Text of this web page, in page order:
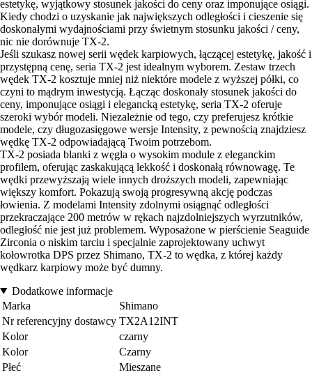
estetykę, wyjątkowy stosunek jakości do ceny oraz imponujące osiągi.
Kiedy chodzi o uzyskanie jak największych odległości i cieszenie się
doskonałymi wydajnościami przy świetnym stosunku jakości / ceny,
nic nie dorównuje TX-2.
Jeśli szukasz nowej serii wędek karpiowych, łączącej estetykę, jakość i
przystępną cenę, seria TX-2 jest idealnym wyborem. Zestaw trzech
wędek TX-2 kosztuje mniej niż niektóre modele z wyższej półki, co
czyni to mądrym inwestycją. Łącząc doskonały stosunek jakości do
ceny, imponujące osiągi i elegancką estetykę, seria TX-2 oferuje
szeroki wybór modeli. Niezależnie od tego, czy preferujesz krótkie
modele, czy długozasięgowe wersje Intensity, z pewnością znajdziesz
wędkę TX-2 odpowiadającą Twoim potrzebom.
TX-2 posiada blanki z węgla o wysokim module z eleganckim
profilem, oferując zaskakującą lekkość i doskonałą równowagę. Te
wędki przewyższają wiele innych droższych modeli, zapewniając
większy komfort. Pokazują swoją progresywną akcję podczas
łowienia. Z modelami Intensity zdolnymi osiągnąć odległości
przekraczające 200 metrów w rękach najzdolniejszych wyrzutników,
odległość nie jest już problemem. Wyposażone w pierścienie Seaguide
Zirconia o niskim tarciu i specjalnie zaprojektowany uchwyt
kołowrotka DPS przez Shimano, TX-2 to wędka, z której każdy
wędkarz karpiowy może być dumny.
Dodatkowe informacje
Marka
Shimano
Nr referencyjny dostawcy TX2A12INT
Kolor
czarny
Kolor
Czarny
Płeć
Mieszane